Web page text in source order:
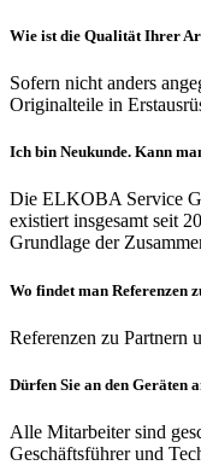
Wie ist die Qualität Ihrer
Sofern nicht anders
Originalteile in
Ich bin Neukunde. Kann
Die ELKOBA Service
existiert insgesamt seit
Grundlage der
Wo findet man Referenzen
Referenzen zu Partnern
Dürfen Sie an den Geräten
Alle Mitarbeiter sind
Geschäftsführer und